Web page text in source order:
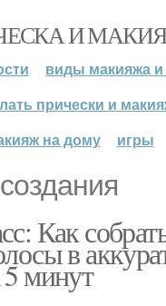
И
виды макияжа и
прически и
на дому
игры
Как
в
минут